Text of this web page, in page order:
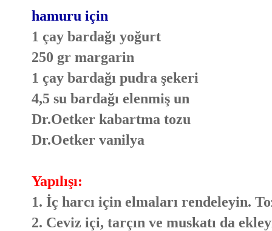
hamuru için
1 çay bardağı yoğurt
250 gr margarin
1 çay bardağı pudra şekeri
4,5 su bardağı elenmiş un
Dr.Oetker kabartma tozu
Dr.Oetker vanilya
Yapılışı:
1. İç harcı için elmaları rendeleyin.
2. Ceviz içi, tarçın ve muskatı da